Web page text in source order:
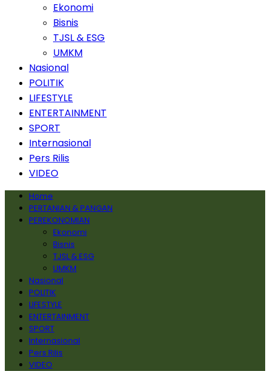
Ekonomi
Bisnis
TJSL & ESG
UMKM
Nasional
POLITIK
LIFESTYLE
ENTERTAINMENT
SPORT
Internasional
Pers Rilis
VIDEO
Home
PERTANIAN & PANGAN
PEREKONOMIAN
Ekonomi
Bisnis
TJSL & ESG
UMKM
Nasional
POLITIK
LIFESTYLE
ENTERTAINMENT
SPORT
Internasional
Pers Rilis
VIDEO